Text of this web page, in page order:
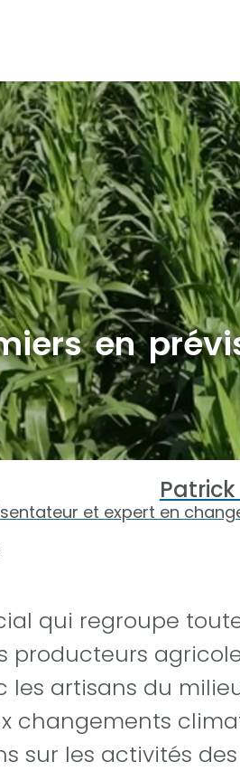
en
et expert en
qui regroupe
producteurs
les artisans du
changements
sur les activités